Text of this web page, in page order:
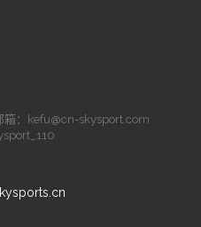
箱：
kefu@cn-skysport.com